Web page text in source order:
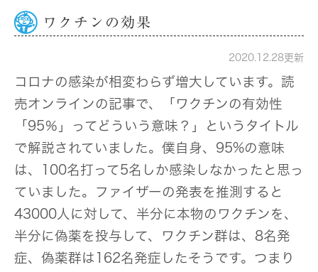
ワクチンの効果
2020.12.28更新
コロナの感染が相変わらず増大しています。読
売オンラインの記事で、「ワクチンの有効性
「95％」ってどういう意味？」というタイトル
で解説されていました。僕自身、95%の意味
は、100名打って5名しか感染しなかったと思っ
ていました。ファイザーの発表を推測すると
43000人に対して、半分に本物のワクチンを、
半分に偽薬を投与して、ワクチン群は、8名発
症、偽薬群は162名発症したそうです。つまり